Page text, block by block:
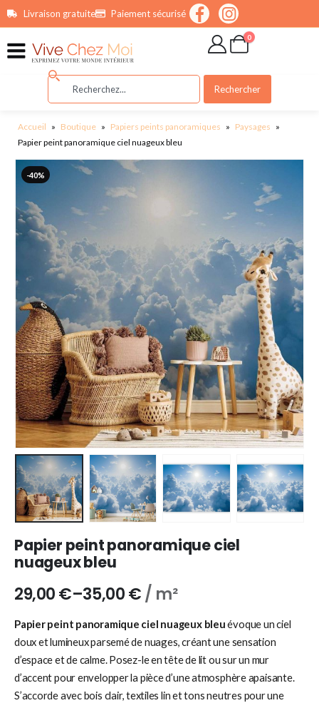
principalLivraison gratuite Paiement sécurisé
0
Rechercher
Accueil » Boutique » Papiers peints panoramiques » Paysages »
Papier peint panoramique ciel nuageux bleu
-40%
Papier peint panoramique ciel
nuageux bleu
29,00€–35,00€/ m²
Papier peint panoramique ciel nuageux bleuévoque un ciel
doux et lumineux parsemé de nuages, créant une sensation
d’espace et de calme. Posez-le en tête de lit ou sur un mur
d’accent pour envelopper la pièce d’une atmosphère apaisante.
S’accorde avec bois clair, textiles lin et tons neutres pour une